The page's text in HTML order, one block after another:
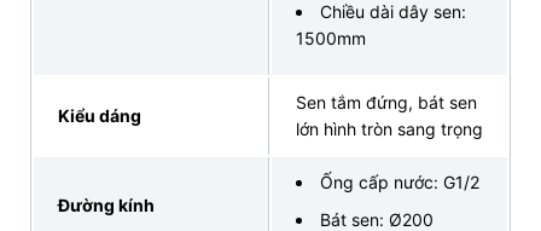
ĐẠI LÝ THIẾT BỊ VỆ SINH INAX BÁN LẺ
- Đại lý INAX chuyên
cung cấp đa dạng các thiết bị vệ sinh INAX
chính hãng và chất lượng uy tín số 1 tại Việt
Cam kết phân phối hàng chính hãng đầy đủ
Chiều dài dây sen:
1500mm
Kiểu dáng
Sen tắm đứng, bát sen
lớn hình tròn sang trọng
Đường kính
Ống cấp nước: G1/2
Bát sen: Ø200